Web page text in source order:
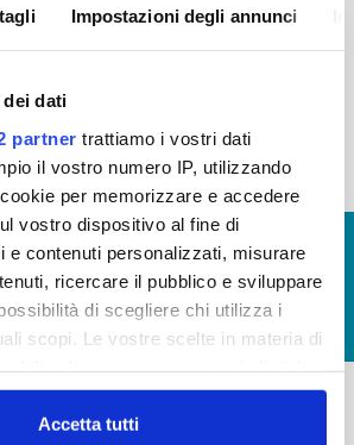
Impostazioni degli annunci
dei dati
partner trattiamo i vostri dati
il vostro numero IP, utilizzando
per memorizzare e accedere
vostro dispositivo al fine di
e contenuti personalizzati, misurare
ricercare il pubblico e sviluppare
di scegliere chi utilizza i
scopi. Le vostre scelte in materia di
le vostre scelte. È possibile
il proprio consenso in qualsiasi
Accetta tutti
‹ precedente 2
2026
GLOSSARIO
GIUDICA IL SERVIZIO
LAVORA CON NOI